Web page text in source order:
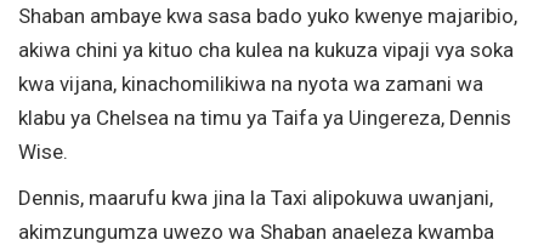
Shaban ambaye kwa sasa bado yuko kwenye majaribio,
akiwa chini ya kituo cha kulea na kukuza vipaji vya soka
kwa vijana, kinachomilikiwa na nyota wa zamani wa
klabu ya Chelsea na timu ya Taifa ya Uingereza, Dennis
Wise.
Dennis, maarufu kwa jina la Taxi alipokuwa uwanjani,
akimzungumza uwezo wa Shaban anaeleza kwamba